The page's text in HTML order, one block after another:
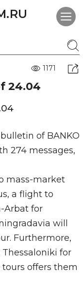
1171
24.04
of BANKO
274 messages,
mass-market
a flight to
Arbat for
will
Furthermore,
for
offers them